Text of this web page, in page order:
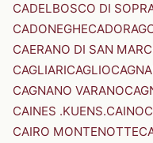
CADELBOSCO DI
CADONEGHE
CAERANO DI SAN
CAGLIARICAGLIO
CAGNANO VARANO
CAINES .KUENS.CAINO
CAIRO MONTENOTTE